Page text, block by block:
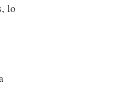
lo